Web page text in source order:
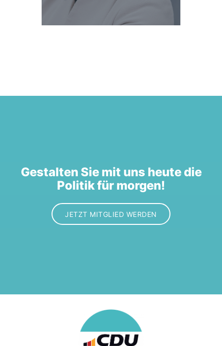
Gestalten Sie mit uns heute die
Politik für morgen!
JETZT MITGLIED WERDEN